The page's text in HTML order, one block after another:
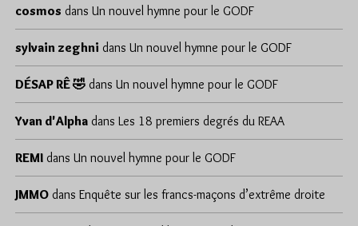
cosmos dans Un nouvel hymne pour le GODF
sylvain zeghni dans Un nouvel hymne pour le GODF
DÉSAP RÊ 🤣 dans Un nouvel hymne pour le GODF
Yvan d'Alpha dans Les 18 premiers degrés du REAA
REMI dans Un nouvel hymne pour le GODF
JMMO dans Enquête sur les francs-maçons d’extrême droite